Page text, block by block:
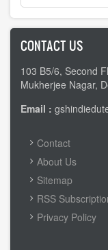
CONTACT US
103 B5/6, Second
Mukherjee Nagar,
Email :
FOOTER
MENU
Contact
About Us
Sitemap
RSS
Privacy Policy